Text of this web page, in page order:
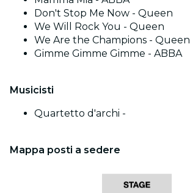
Don't Stop Me Now - Queen
We Will Rock You - Queen
We Are the Champions - Queen
Gimme Gimme Gimme - ABBA
Musicisti
Quartetto d'archi -
Mappa posti a sedere